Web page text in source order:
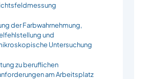
der Farbwahrnehmung,
und
Untersuchung
zu beruflichen
am Arbeitsplatz